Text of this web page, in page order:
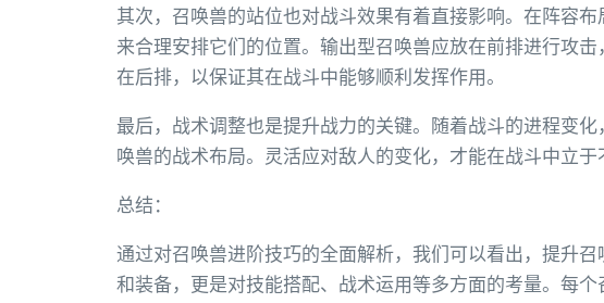
其次，召唤兽的站位也对战斗效果有着直接影响。在阵容
来合理安排它们的位置。输出型召唤兽应放在前排进行攻
在后排，以保证其在战斗中能够顺利发挥作用。
最后，战术调整也是提升战力的关键。随着战斗的进程变
唤兽的战术布局。灵活应对敌人的变化，才能在战斗中立于
总结：
通过对召唤兽进阶技巧的全面解析，我们可以看出，提升
和装备，更是对技能搭配、战术运用等多方面的考量。每